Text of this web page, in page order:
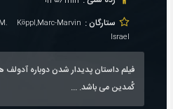
ستارگان : Köppl,Marc-Marvin
Israel
کُمدین می باشد. ...